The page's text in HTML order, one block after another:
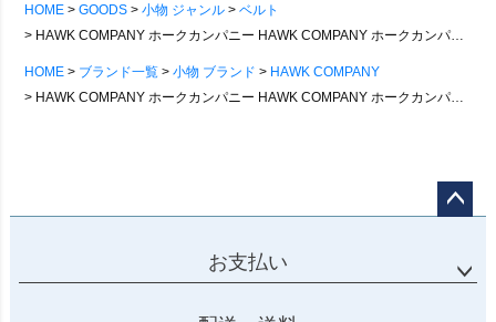
HOME GOODS 小物 ジャンル
ベルト
HAWK COMPANY ホークカンパニー HAWK COMPANY ホークカンパニー ベルト レザーベルト メンズ レディース 牛革 無地 調整可能 カジュアル ユニセックス プレゼント 贈り物 PATY パティ
HOME ブランド一覧 小物 ブランド
HAWK COMPANY
HAWK COMPANY ホークカンパニー HAWK COMPANY ホークカンパニー ベルト レザーベルト メンズ レディース 牛革 無地 調整可能 カジュアル ユニセックス プレゼント 贈り物 PATY パティ
お支払い